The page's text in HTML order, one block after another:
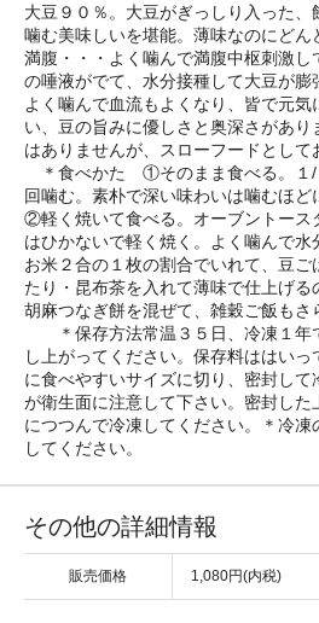
大豆９０％。大豆がぎっしり入った、
噛む美味しいを堪能。薄味なのにど
満腹・・・よく噛んで満腹中枢刺激
の唾液がでて、水分接種して大豆が膨
よく噛んで血流もよくなり、皆で元
い、豆の旨みに優しさと奥深さがあり
はありませんが、スローフードとして
＊食べかた ①そのまま食べる。１/
回噛む。素朴で深い味わいは噛むほど
②軽く焼いて食べる。オーブントース
はひかないで軽く焼く。よく噛んで
お米２合の１枚の割合でいれて、豆
たり・昆布茶を入れて薄味で仕上げ
胡麻つなぎ餅を混ぜて、雑穀ご飯もさ
＊保存方法常温３５日、冷凍１年
し上がってください。保存料ははい
に食べやすいサイズに切り、密封し
が衛生面に注意して下さい。密封し
につつんで冷凍してください。＊冷
してください。
その他の詳細情報
販売価格 1,080円(内税)